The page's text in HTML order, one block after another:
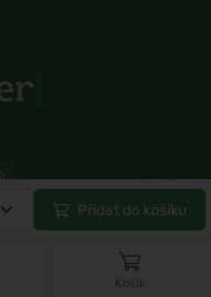
vyhrazena.
Přidat do košíku
Košík